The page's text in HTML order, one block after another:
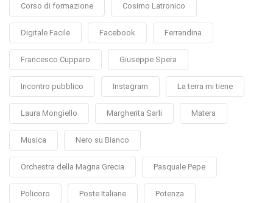
Corso di formazione Cosimo Latronico
Digitale Facile Facebook Ferrandina
Francesco Cupparo Giuseppe Spera
Incontro pubblico Instagram La terra mi tiene
Laura Mongiello Margherita Sarli Matera
Musica Nero su Bianco
Orchestra della Magna Grecia Pasquale Pepe
Policoro Poste Italiane Potenza